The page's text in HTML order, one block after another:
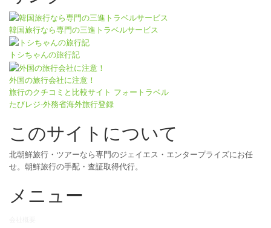
韓国旅行なら専門の三進トラベルサービス
トシちゃんの旅行記
外国の旅行会社に注意！
旅行のクチコミと比較サイト フォートラベル
たびレジ-外務省海外旅行登録
このサイトについて
北朝鮮旅行・ツアーなら専門のジェイエス・エンタープライズにお任
せ。朝鮮旅行の手配・査証取得代行。
メニュー